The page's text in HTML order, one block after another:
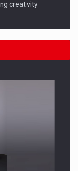
creativity
and…